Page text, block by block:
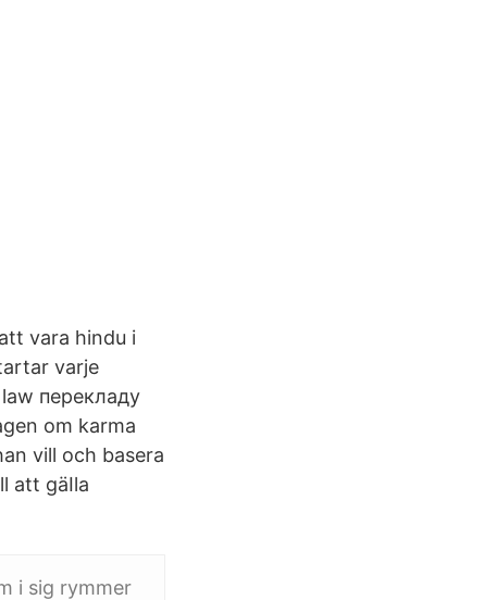
vara hindu i
varje
перекладу
om karma
vill och basera
att gäIla
i sig rymmer